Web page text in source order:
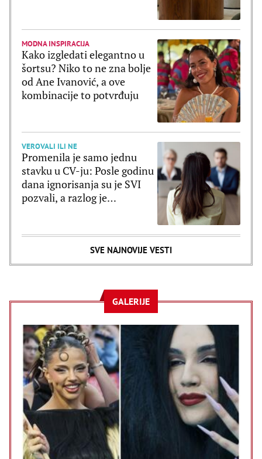
MODNA INSPIRACIJA
Kako izgledati elegantno u
šortsu? Niko to ne zna bolje
od Ane Ivanović, a ove
kombinacije to potvrđuju
VEROVALI ILI NE
Promenila je samo jednu
stavku u CV-ju: Posle godinu
dana ignorisanja su je SVI
pozvali, a razlog je
SVE NAJNOVIJE VESTI
GALERIJE